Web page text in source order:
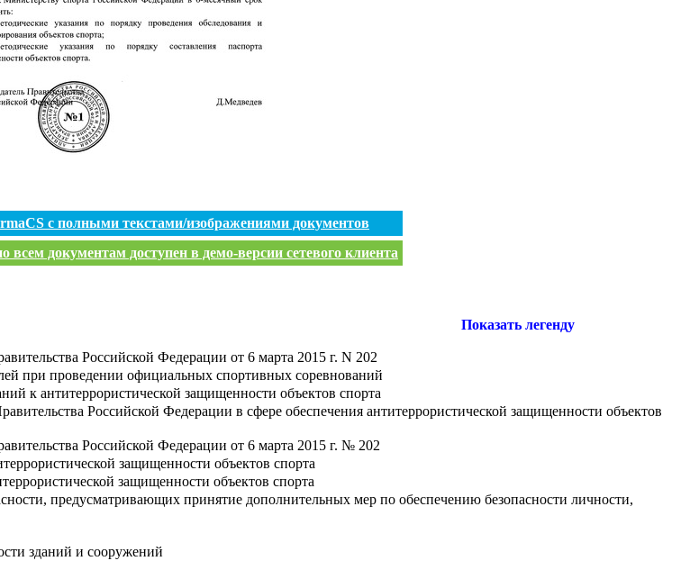
с полными текстами/изображениями документов
всем документам доступен в демо-версии сетевого клиента
Показать легенду
Российской Федерации от 6 марта 2015 г. N 202
при проведении официальных спортивных соревнований
к антитеррористической защищенности объектов спорта
Российской Федерации в сфере обеспечения антитеррористической защищенности объектов
Российской Федерации от 6 марта 2015 г. № 202
защищенности объектов спорта
защищенности объектов спорта
предусматривающих принятие дополнительных мер по обеспечению безопасности личности,
зданий и сооружений